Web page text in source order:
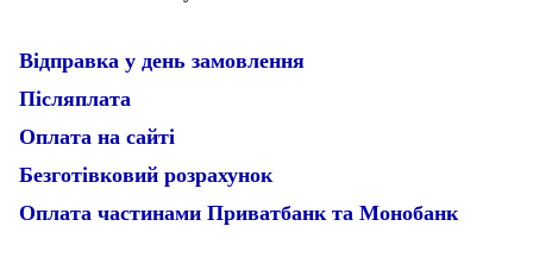
Відправка у день замовлення
Післяплата
Оплата на сайті
Безготівковий розрахунок
Оплата частинами Приватбанк та Монобанк